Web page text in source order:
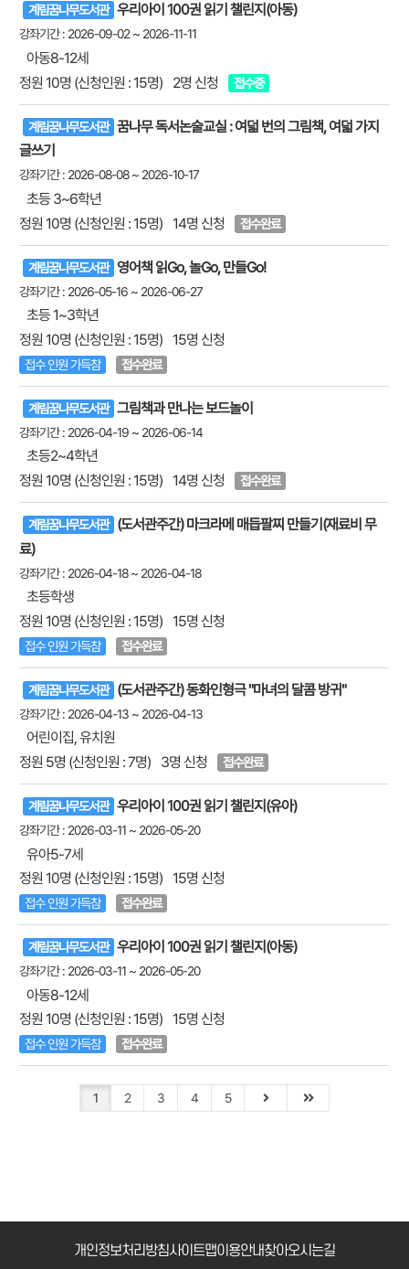
계림꿈나무도서관 우리아이 100권 읽기 챌린지(아동)
강좌기간 : 2026-09-02 ~ 2026-11-11
아동8-12세
정원 10명 (신청인원 : 15명)
2명 신청 접수중
계림꿈나무도서관 꿈나무 독서논술교실 : 여덟 번의 그림책, 여덟 가지
글쓰기
강좌기간 : 2026-08-08 ~ 2026-10-17
초등 3~6학년
정원 10명 (신청인원 : 15명) 14명 신청 접수완료
계림꿈나무도서관 영어책 읽Go, 놀Go, 만들Go!
강좌기간 : 2026-05-16 ~ 2026-06-27
초등 1~3학년
정원 10명 (신청인원 : 15명) 15명 신청
접수 인원 가득참 접수완료
계림꿈나무도서관 그림책과 만나는 보드놀이
강좌기간 : 2026-04-19 ~ 2026-06-14
초등2~4학년
정원 10명 (신청인원 : 15명) 14명 신청 접수완료
계림꿈나무도서관 (도서관주간) 마크라메 매듭팔찌 만들기(재료비 무
료)
강좌기간 : 2026-04-18 ~ 2026-04-18
초등학생
정원 10명 (신청인원 : 15명) 15명 신청
접수 인원 가득참 접수완료
계림꿈나무도서관 (도서관주간) 동화인형극 "마녀의 달콤 방귀"
강좌기간 : 2026-04-13 ~ 2026-04-13
어린이집, 유치원
정원 5명 (신청인원 : 7명)
3명 신청 접수완료
계림꿈나무도서관 우리아이 100권 읽기 챌린지(유아)
강좌기간 : 2026-03-11 ~ 2026-05-20
유아5-7세
정원 10명 (신청인원 : 15명) 15명 신청
접수 인원 가득참 접수완료
계림꿈나무도서관 우리아이 100권 읽기 챌린지(아동)
강좌기간 : 2026-03-11 ~ 2026-05-20
아동8-12세
정원 10명 (신청인원 : 15명) 15명 신청
접수 인원 가득참 접수완료
1 2 3 4 5
개인정보처리방침사이트맵이용안내찾아오시는길